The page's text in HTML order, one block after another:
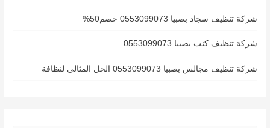
شركة تنظيف سجاد بصبيا 0553099073 خصم50%
شركة تنظيف كنب بصبيا 0553099073
شركة تنظيف مجالس بصبيا 0553099073 الحل المثالي لنظافة